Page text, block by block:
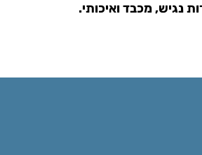
נגיש, מכבד ואיכותי.